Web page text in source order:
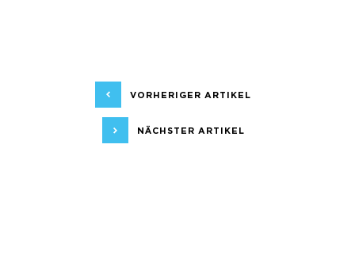
VORHERIGER ARTIKEL
NÄCHSTER ARTIKEL